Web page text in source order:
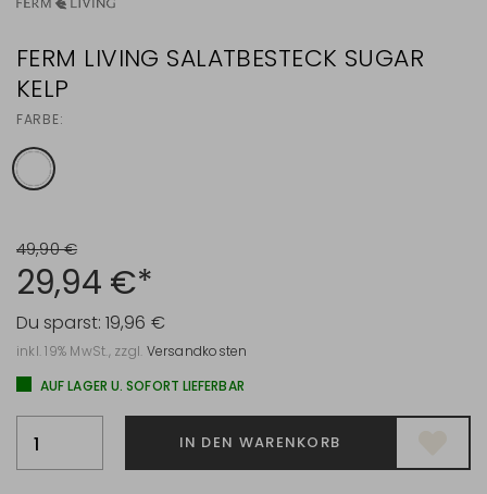
FERM LIVING SALATBESTECK SUGAR
KELP
FARBE:
49,90 €
29,94 €*
Du sparst:19,96 €
inkl. 19% MwSt., zzgl. Versandkosten
AUF LAGER U. SOFORT LIEFERBAR
IN DEN WARENKORB